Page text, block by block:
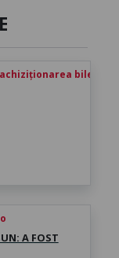
biletului
A FOST